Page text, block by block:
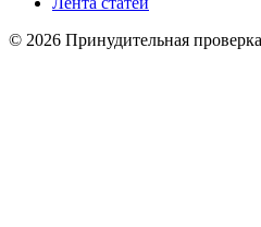
© 2026 Принудительная